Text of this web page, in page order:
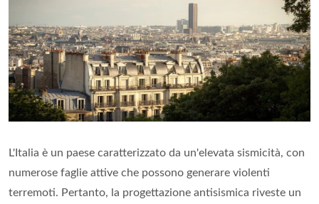
L'Italia è un paese caratterizzato da un'elevata sismicità, con
numerose faglie attive che possono generare violenti
terremoti. Pertanto, la progettazione antisismica riveste un